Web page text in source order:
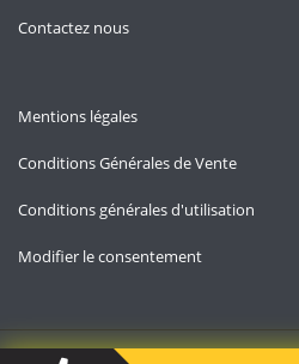
Contactez nous
Mentions légales
Conditions Générales de Vente
Conditions générales d'utilisation
Modifier le consentement